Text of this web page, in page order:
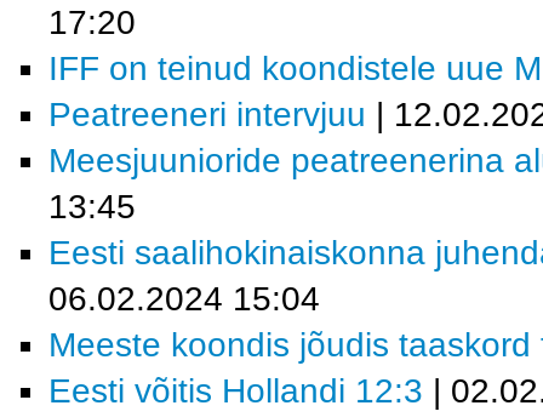
17:20
IFF on teinud koondistele uue
Peatreeneri intervjuu |
Meesjuunioride peatreenerina
13:45
Eesti saalihokinaiskonna
06.02.2024 15:04
Meeste koondis jõudis taaskord
Eesti võitis Hollandi 12:3 |